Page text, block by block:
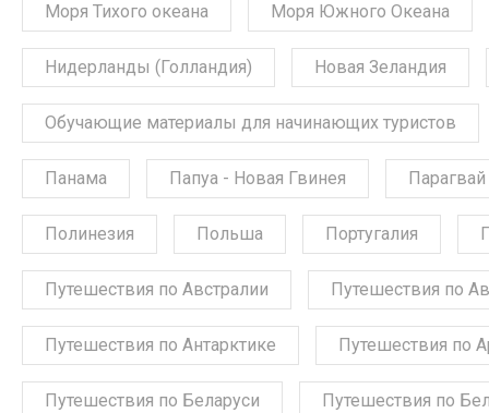
Моря Тихого океана Моря Южного Океана
Нидерланды (Голландия) Новая Зеландия
Обучающие материалы для начинающих туристов
Панама Папуа - Новая Гвинея Парагвай
Полинезия Польша Португалия
Путешествия по Австралии Путешествия по
Путешествия по Антарктике Путешествия по
Путешествия по Беларуси Путешествия по